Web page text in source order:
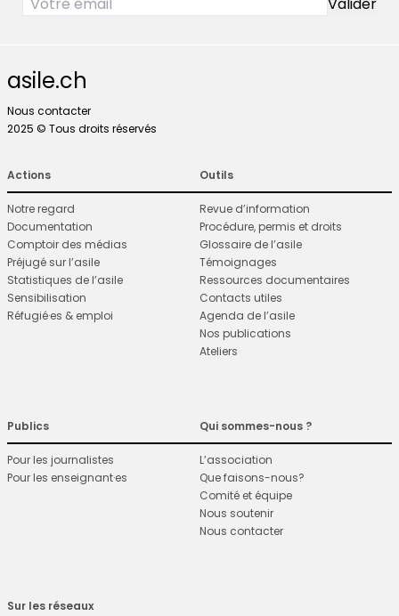
asile.ch
Nous contacter
2025 © Tous droits réservés
Actions
Notre regard
Documentation
Comptoir des médias
Préjugé sur l’asile
Statistiques de l’asile
Sensibilisation
Réfugié·es & emploi
Outils
Revue d’information
Procédure, permis et droits
Glossaire de l’asile
Témoignages
Ressources documentaires
Contacts utiles
Agenda de l’asile
Nos publications
Ateliers
Publics
Pour les journalistes
Pour les enseignant·es
Qui sommes-nous ?
L’association
Que faisons-nous?
Comité et équipe
Nous soutenir
Nous contacter
Sur les réseaux